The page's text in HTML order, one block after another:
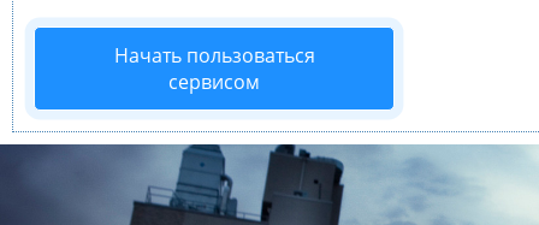
Начать пользоваться
сервисом